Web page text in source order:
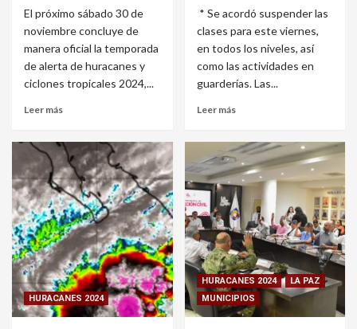
El próximo sábado 30 de
noviembre concluye de
manera oficial la temporada
de alerta de huracanes y
ciclones tropicales 2024,...
Leer más
* Se acordó suspender las
clases para este viernes,
en todos los niveles, así
como las actividades en
guarderías. Las...
Leer más
HURACANES 2024
HURACANES 2024
LA PAZ
MUNICIPIOS